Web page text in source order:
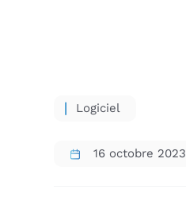
Logiciel
16 octobre 2023